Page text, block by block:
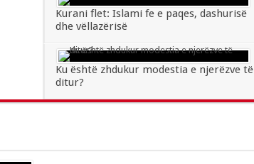
Kurani flet: Islami fe e paqes, dashurisë
dhe vëllazërisë
Ku është zhdukur modestia e njerëzve të
ditur?